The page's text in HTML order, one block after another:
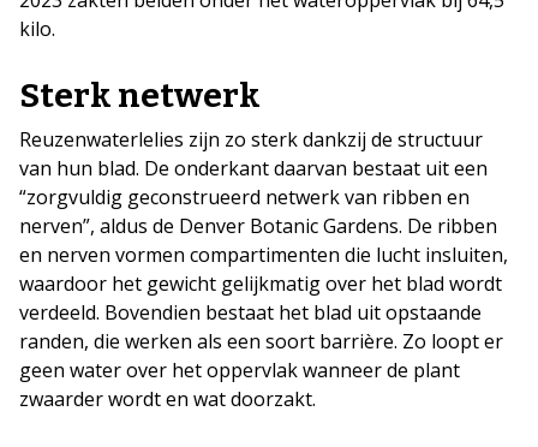
kilo.
Sterk netwerk
Reuzenwaterlelies zijn zo sterk dankzij de structuur
van hun blad. De onderkant daarvan bestaat uit een
“zorgvuldig geconstrueerd netwerk van ribben en
nerven”, aldus de Denver Botanic Gardens. De ribben
en nerven vormen compartimenten die lucht insluiten,
waardoor het gewicht gelijkmatig over het blad wordt
verdeeld. Bovendien bestaat het blad uit opstaande
randen, die werken als een soort barrière. Zo loopt er
geen water over het oppervlak wanneer de plant
zwaarder wordt en wat doorzakt.